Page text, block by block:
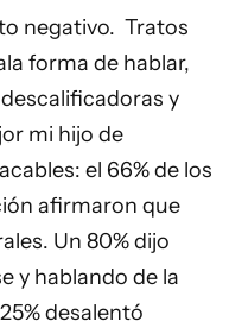
negativo. Tratos
forma de hablar,
y
mi hijo de
el 66% de los
afirmaron que
Un 80% dijo
y hablando de la
desalentó